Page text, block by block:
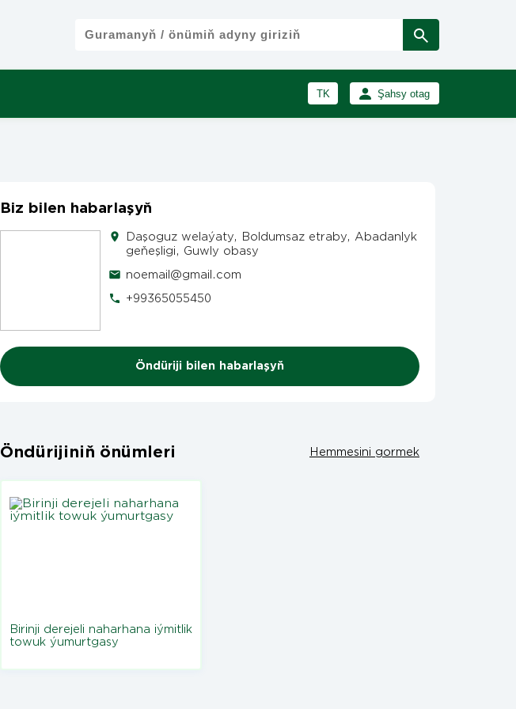
TK
RU
Şahsy otag
Biz bilen habarlaşyň
Daşoguz welaýaty, Boldumsaz etraby, Abadanlyk
geňeşligi, Guwly obasy
noemail@gmail.com
+99365055450
Öndüriji bilen habarlaşyň
Öndürijiniň önümleri Hemmesini gormek
Birinji derejeli naharhana iýmitlik
towuk ýumurtgasy